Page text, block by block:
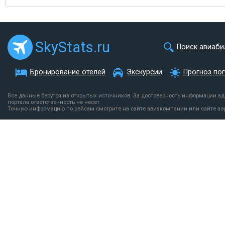
SkyStats.ru Поиск
Бронирование отелей Экскурсии Прогноз
Все данные берутся из открытых источников. За достоверность информации
портала ответственность не несет.
Точную информацию по рейсам смотрите на сайте авиакомпании или сайте